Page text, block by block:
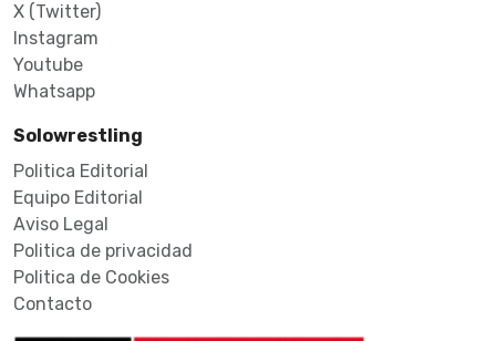
X (Twitter)
Instagram
Youtube
Whatsapp
Solowrestling
Politica Editorial
Equipo Editorial
Aviso Legal
Politica de privacidad
Politica de Cookies
Contacto